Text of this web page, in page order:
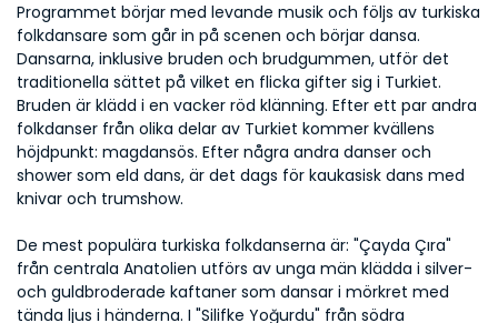
Programmet börjar med levande musik och följs av turkiska
folkdansare som går in på scenen och börjar dansa.
Dansarna, inklusive bruden och brudgummen, utför det
traditionella sättet på vilket en flicka gifter sig i Turkiet.
Bruden är klädd i en vacker röd klänning. Efter ett par andra
folkdanser från olika delar av Turkiet kommer kvällens
höjdpunkt: magdansös. Efter några andra danser och
shower som eld dans, är det dags för kaukasisk dans med
knivar och trumshow.
De mest populära turkiska folkdanserna är: "Çayda Çıra"
från centrala Anatolien utförs av unga män klädda i silver-
och guldbroderade kaftaner som dansar i mörkret med
tända ljus i händerna. I "Silifke Yoğurdu" från södra